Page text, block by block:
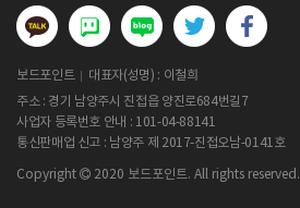
보드포인트
대표자(성명) : 이철희
주소 : 경기 남양주시 진접읍 양진로684번길7
사업자 등록번호 안내 : 101-04-88141
통신판매업 신고 : 남양주 제 2017-진접오남-0141호
Copyright 2020 보드포인트. All rights reserved.